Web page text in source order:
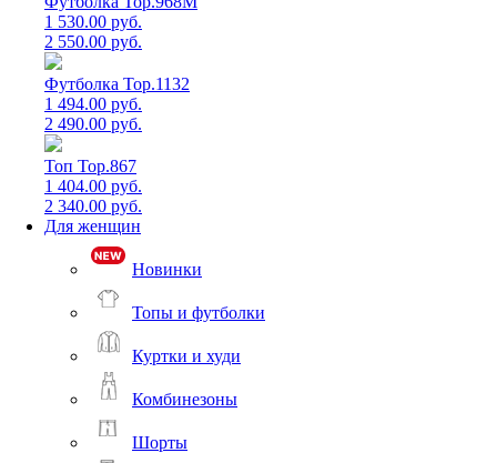
1 530.00 руб.
2 550.00 руб.
Футболка Top.1132
1 494.00 руб.
2 490.00 руб.
Топ Top.867
1 404.00 руб.
2 340.00 руб.
Для женщин
Новинки
Топы и футболки
Куртки и худи
Комбинезоны
Шорты